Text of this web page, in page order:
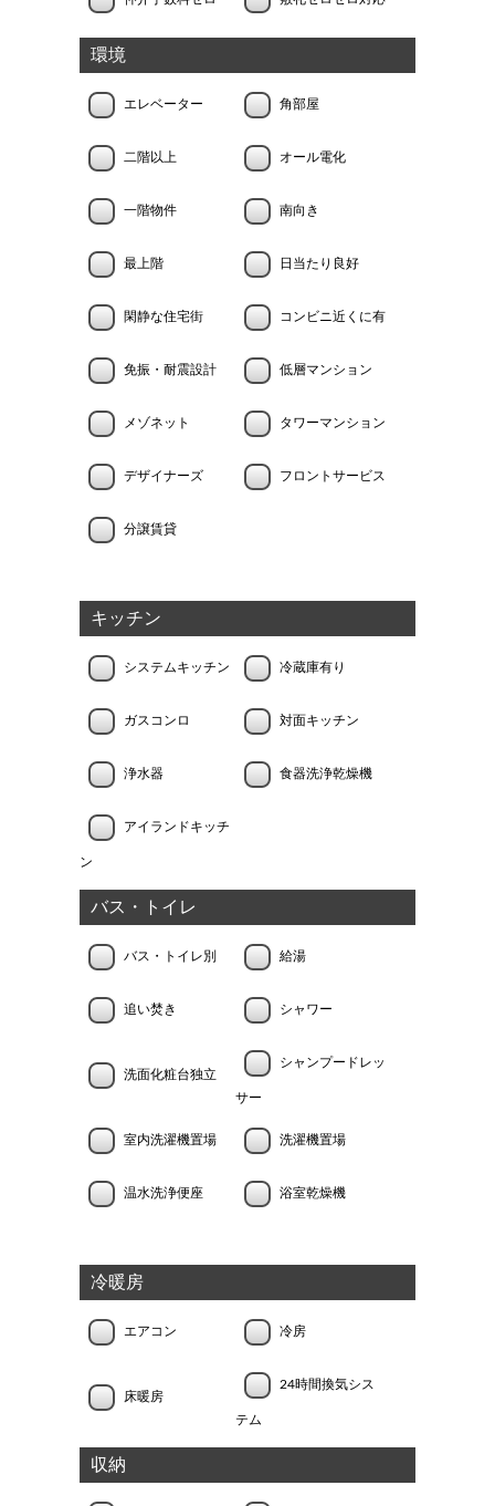
環境
エレベーター 角部屋
二階以上 オール電化
一階物件 南向き
最上階 日当たり良好
閑静な住宅街 コンビニ近くに有
免振・耐震設計 低層マンション
メゾネット タワーマンション
デザイナーズ フロントサービス
分譲賃貸
キッチン
システムキッチン 冷蔵庫有り
ガスコンロ 対面キッチン
浄水器 食器洗浄乾燥機
アイランドキッチ
ン
バス・トイレ
バス・トイレ別 給湯
追い焚き シャワー
洗面化粧台独立
シャンプードレッ
サー
室内洗濯機置場 洗濯機置場
温水洗浄便座 浴室乾燥機
冷暖房
エアコン 冷房
床暖房
24時間換気シス
テム
収納